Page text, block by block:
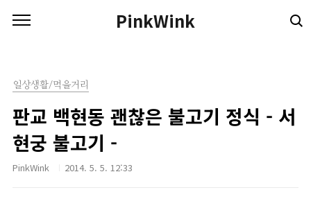
PinkWink
일상생활/먹을거리
판교 백현동 괜찮은 불고기 정식 - 서
현궁 불고기 -
PinkWink 2014. 5. 5. 12:33